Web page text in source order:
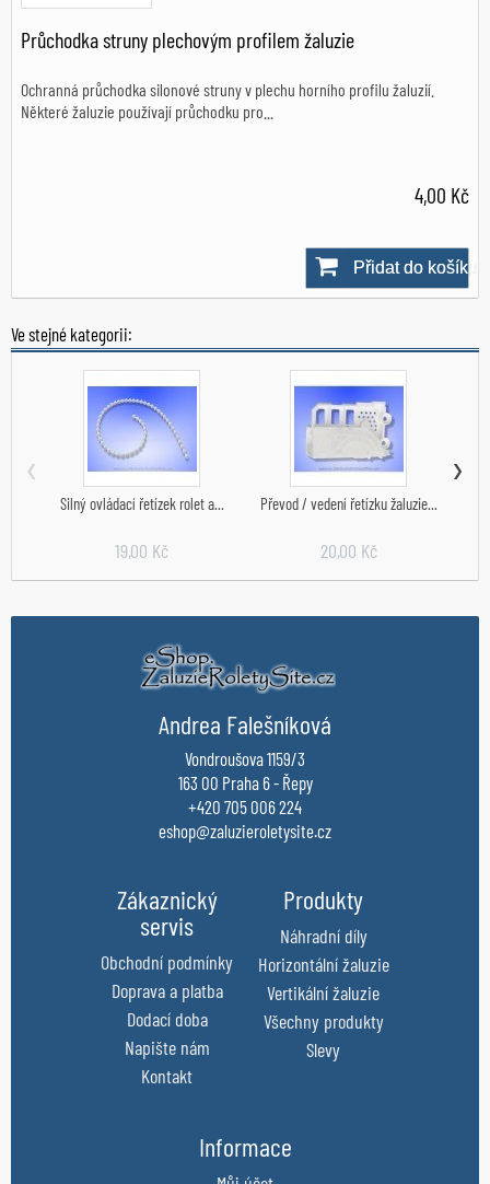
Průchodka struny plechovým profilem žaluzie
Ochranná průchodka silonové struny v plechu horního profilu žaluzií.
Některé žaluzie používají průchodku pro...
4,00 Kč
Přidat do košíku
Skladem
Ve stejné kategorii:
Silný ovládací řetízek rolet a...
19,00 Kč
Převod / vedení řetízku žaluzie...
20,00 Kč
‹ ›
Andrea Falešníková
Vondroušova 1159/3
163 00 Praha 6 - Řepy
+420 705 006 224
eshop@zaluzieroletysite.cz
Zákaznický
servis
Obchodní podmínky
Doprava a platba
Dodací doba
Napište nám
Kontakt
Produkty
Náhradní díly
Horizontální žaluzie
Vertikální žaluzie
Všechny produkty
Slevy
Informace